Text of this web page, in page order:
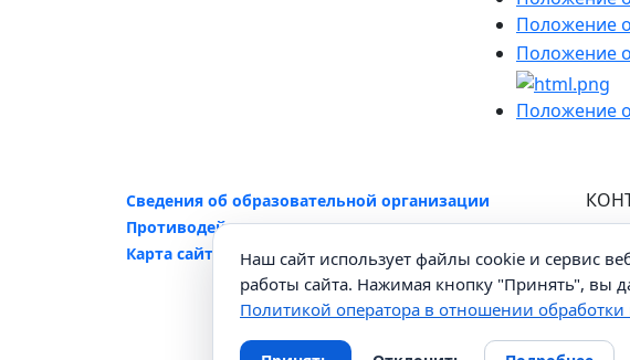
Положение
Положение
Положение
Сведения об образовательной организации
Противодействие коррупции
Карта сайта
г.
+7
Наш сайт использует файлы cookie и сервис
работы сайта. Нажимая кнопку "Принять", вы
Политикой оператора в отношении